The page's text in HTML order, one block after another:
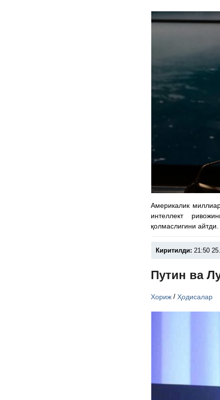
Америкалик
интеллект
қолмаслигини айтди.
Киритилди: 21:50
Путин ва
Хориж /Ҳодисалар